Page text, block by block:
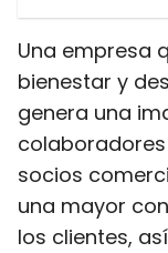
Una empresa
bienestar y
genera una
socios
una mayor
los clientes,